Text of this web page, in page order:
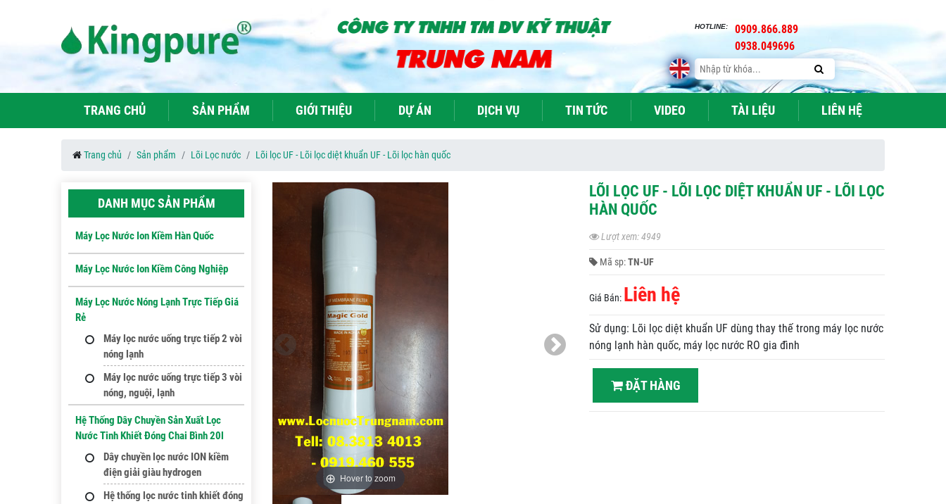
HOTLINE:
0909.866.889
0938.049696
TRANG CHỦ SẢN PHẨM GIỚI THIỆU DỰ ÁN DỊCH VỤ TIN TỨC VIDEO TÀI LIỆU LIÊN HỆ
Trang chủ Sản phẩm Lõi Lọc nước Lõi lọc UF - Lõi lọc diệt khuẩn UF - Lõi lọc hàn quốc
Hover to zoom
LÕI LỌC UF - LÕI LỌC DIỆT KHUẨN UF - LÕI LỌC
HÀN QUỐC
Lượt xem: 4949
Mã sp:TN-UF
Giá Bán: Liên hệ
Sử dụng: Lõi lọc diệt khuẩn UF dùng thay thế trong máy lọc nước
nóng lạnh hàn quốc, máy lọc nước RO gia đình
ĐẶT HÀNG
DANH MỤC SẢN PHẨM
Máy Lọc Nước Ion Kiềm Hàn Quốc
Máy Lọc Nước Ion Kiềm Công Nghiệp
Máy Lọc Nước Nóng Lạnh Trực Tiếp Giá
Rẻ
Máy lọc nước uống trực tiếp 2 vòi
nóng lạnh
Máy lọc nước uống trực tiếp 3 vòi
nóng, nguội, lạnh
Hệ Thống Dây Chuyền Sản Xuất Lọc
Nước Tinh Khiết Đóng Chai Bình 20l
Dây chuyền lọc nước ION kiềm
điện giải giàu hydrogen
Hệ thống lọc nước tinh khiết đóng